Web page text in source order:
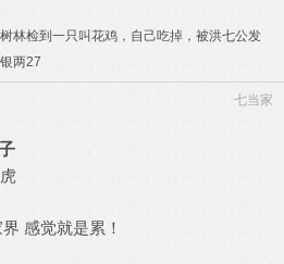
林检到一只叫花鸡，自己吃掉，被洪七公发
两27
七当家
感觉就是累！